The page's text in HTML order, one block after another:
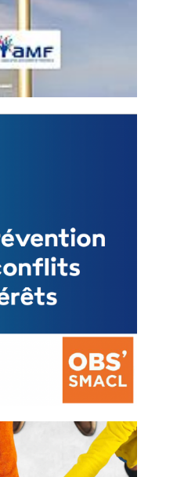
local
des conflits